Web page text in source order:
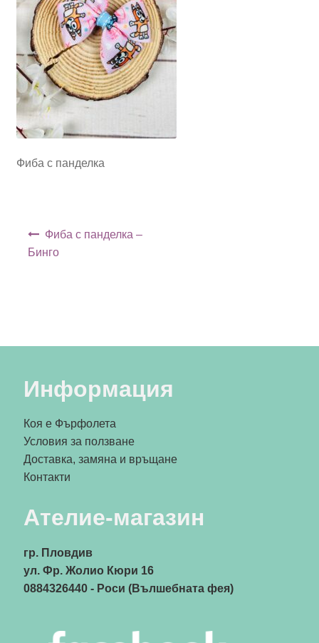
Фиба с панделка
Фиба с панделка –
Бинго
Информация
Коя е Фърфолета
Условия за ползване
Доставка, замяна и връщане
Контакти
Ателие-магазин
гр. Пловдив
ул. Фр. Жолио Кюри 16
0884326440- Роси (Вълшебната фея)